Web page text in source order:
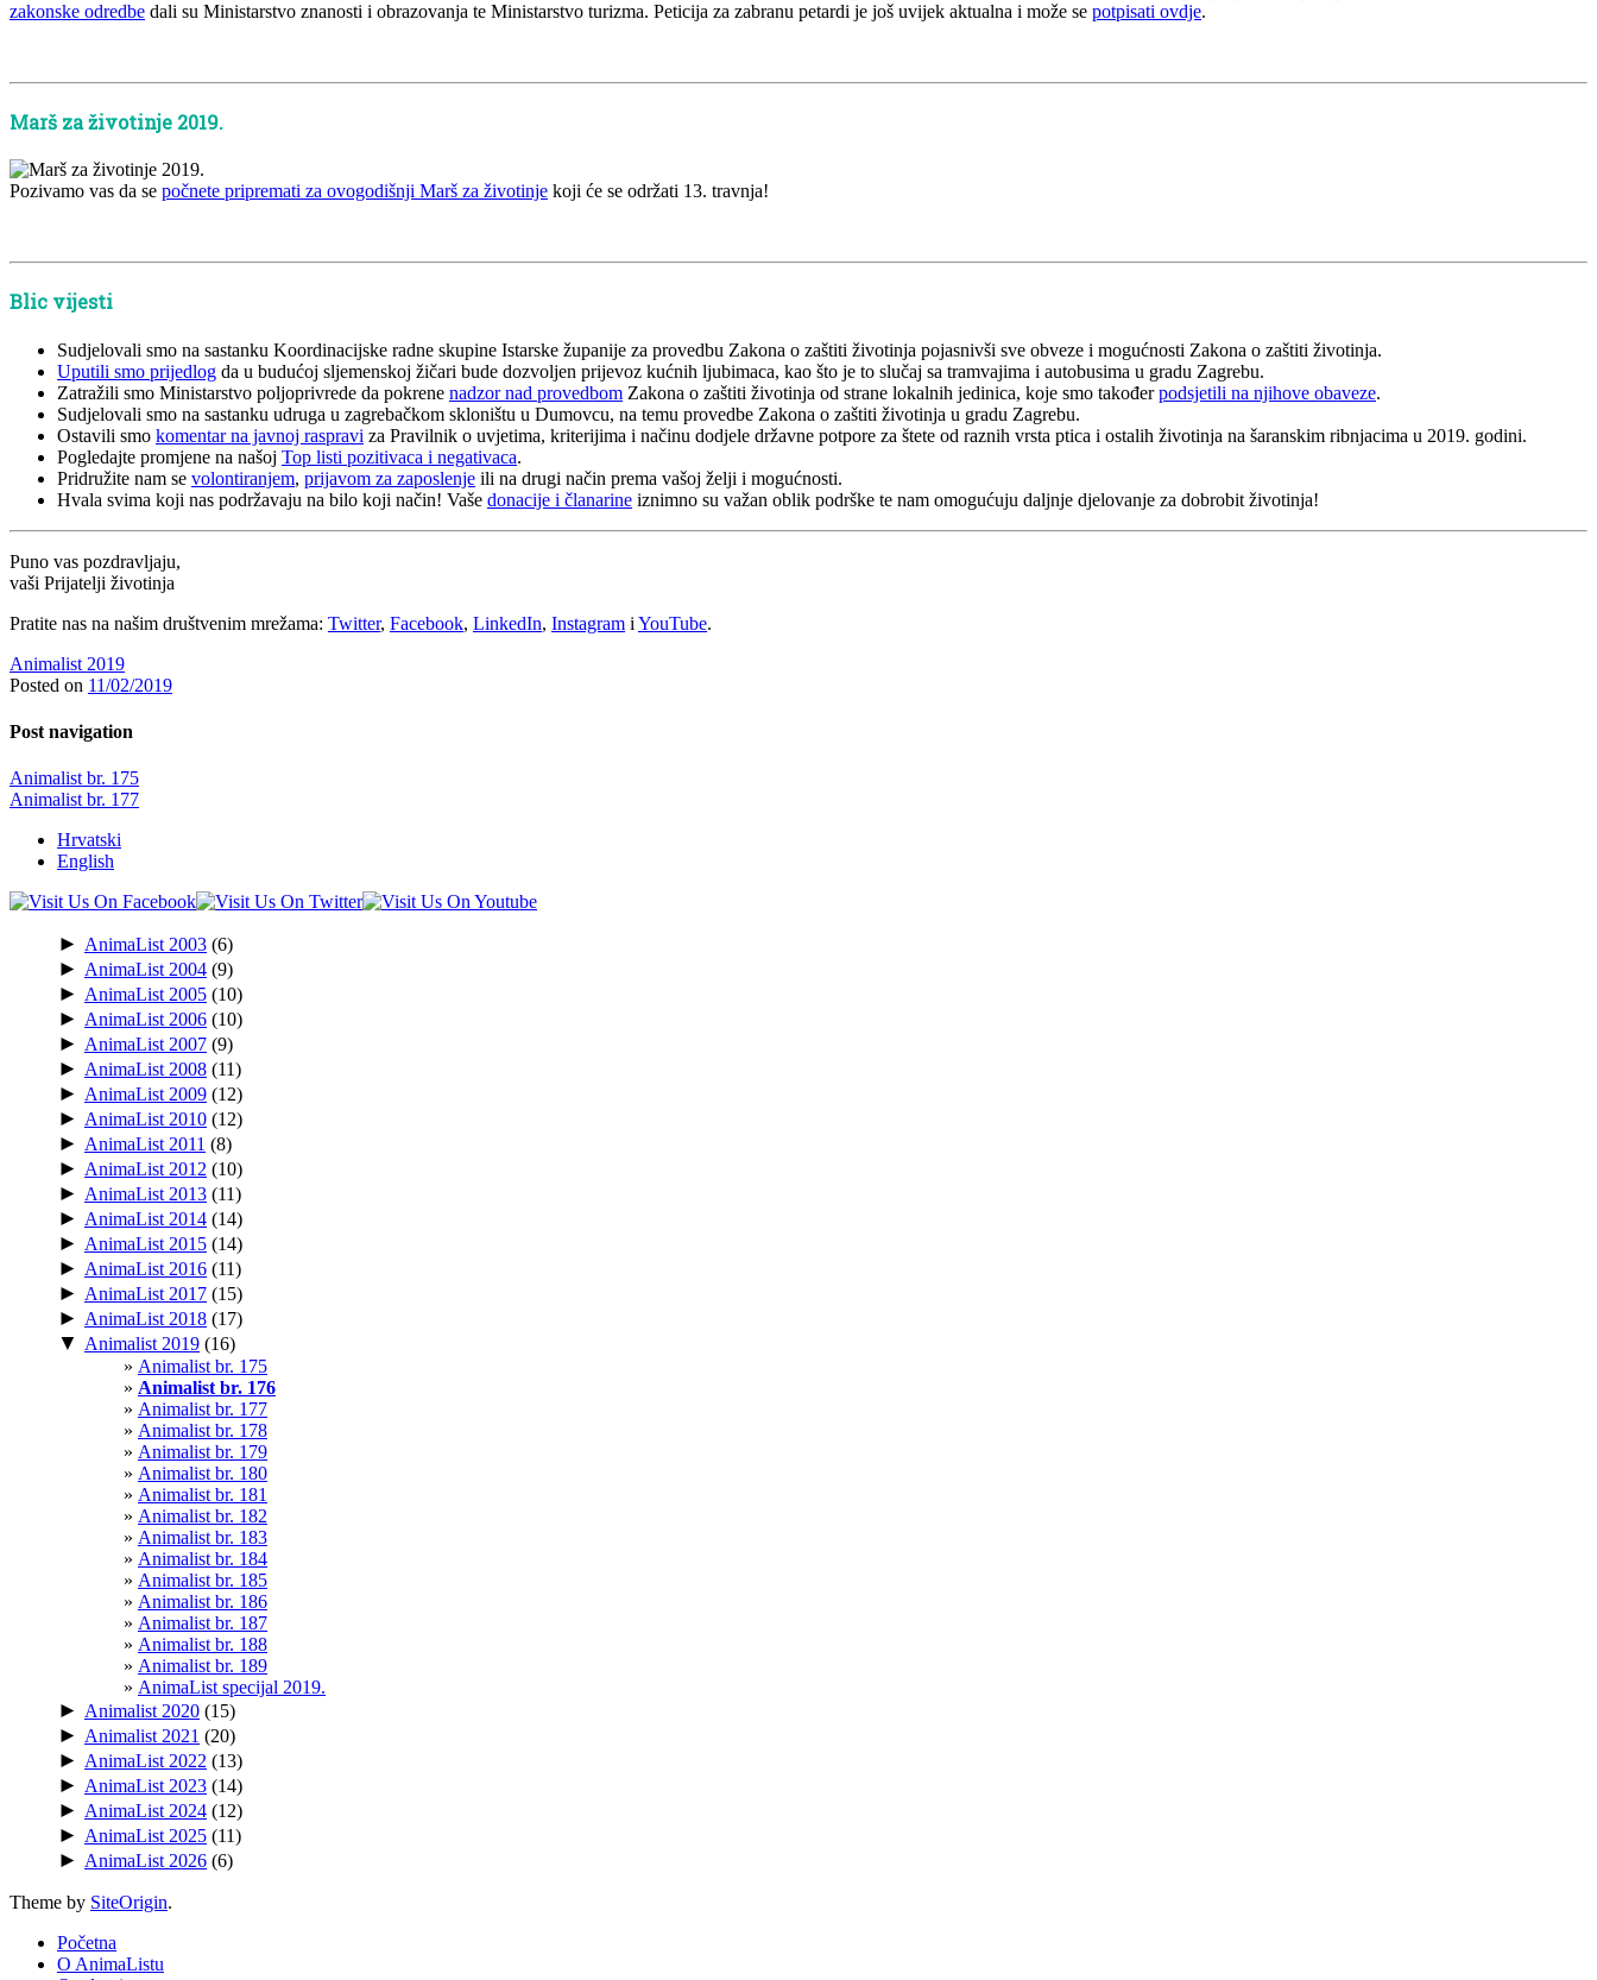
zakonske odredbe dali su Ministarstvo znanosti i obrazovanja te Ministarstvo turizma. Peticija za zabranu petardi je još uvijek aktualna i može se potpisati ovdje.
Marš za životinje 2019.
Pozivamo vas da se počnete pripremati za ovogodišnji Marš za životinje koji će se održati 13. travnja!
Blic vijesti
Sudjelovali smo na sastanku Koordinacijske radne skupine Istarske županije za provedbu Zakona o zaštiti životinja pojasnivši sve obveze i mogućnosti Zakona o zaštiti životinja.
Uputili smo prijedlog da u budućoj sljemenskoj žičari bude dozvoljen prijevoz kućnih ljubimaca, kao što je to slučaj sa tramvajima i autobusima u gradu Zagrebu.
Zatražili smo Ministarstvo poljoprivrede da pokrene nadzor nad provedbom Zakona o zaštiti životinja od strane lokalnih jedinica, koje smo takođerpodsjetili na njihove obaveze.
Sudjelovali smo na sastanku udruga u zagrebačkom skloništu u Dumovcu, na temu provedbe Zakona o zaštiti životinja u gradu Zagrebu.
Ostavili smo komentar na javnoj raspravi za Pravilnik o uvjetima, kriterijima i načinu dodjele državne potpore za štete od raznih vrsta ptica i ostalih životinja na šaranskim ribnjacima u 2019. godini.
Pogledajte promjene na našoj Top listi pozitivaca i negativaca.
Pridružite nam se volontiranjem, prijavom za zaposlenje ili na drugi način prema vašoj želji i mogućnosti.
Hvala svima koji nas podržavaju na bilo koji način! Vaše donacije i članarine iznimno su važan oblik podrške te nam omogućuju daljnje djelovanje za dobrobit životinja!
Puno vas pozdravljaju,
vaši Prijatelji životinja
Pratite nas na našim društvenim mrežama: Twitter, Facebook, LinkedIn, Instagram i YouTube.
Animalist 2019
Posted on 11/02/2019
Post navigation
Animalist br. 175
Animalist br. 177
Hrvatski
English
► AnimaList 2003 (6)
► AnimaList 2004 (9)
► AnimaList 2005 (10)
► AnimaList 2006 (10)
► AnimaList 2007 (9)
► AnimaList 2008 (11)
► AnimaList 2009 (12)
► AnimaList 2010 (12)
► AnimaList 2011 (8)
► AnimaList 2012 (10)
► AnimaList 2013 (11)
► AnimaList 2014 (14)
► AnimaList 2015 (14)
► AnimaList 2016 (11)
► AnimaList 2017 (15)
► AnimaList 2018 (17)
▼ Animalist 2019 (16)
Animalist br. 175
Animalist br. 176
Animalist br. 177
Animalist br. 178
Animalist br. 179
Animalist br. 180
Animalist br. 181
Animalist br. 182
Animalist br. 183
Animalist br. 184
Animalist br. 185
Animalist br. 186
Animalist br. 187
Animalist br. 188
Animalist br. 189
AnimaList specijal 2019.
► Animalist 2020 (15)
► Animalist 2021 (20)
► AnimaList 2022 (13)
► AnimaList 2023 (14)
► AnimaList 2024 (12)
► AnimaList 2025 (11)
► AnimaList 2026 (6)
Theme by SiteOrigin.
Početna
O AnimaListu